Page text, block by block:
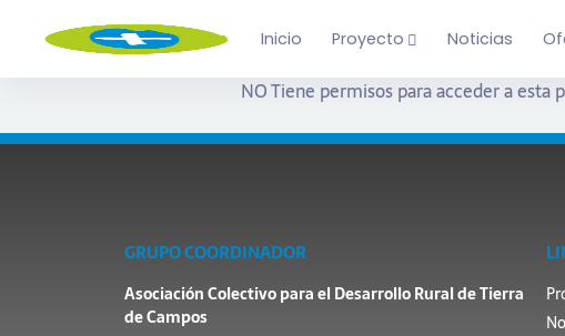
Inicio Proyecto Noticias
NO Tiene permisos para acceder a esta
GRUPO COORDINADOR
Asociación Colectivo para el Desarrollo Rural de Tierra
de Campos